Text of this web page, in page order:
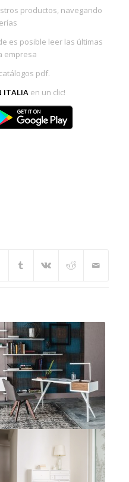
productos, navegando
es posible leer las últimas
empresa
pdf.
ITALIAen un clic!